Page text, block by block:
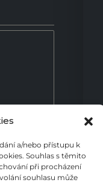
a/nebo přístupu k
Souhlas s těmito
při procházení
souhlasu může